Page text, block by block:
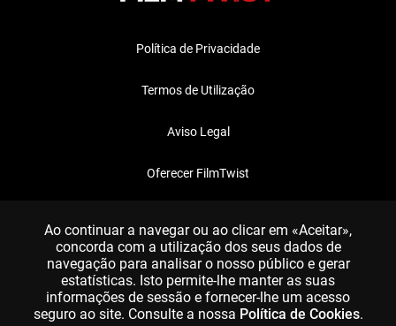
Política de Privacidade
Termos de Utilização
Aviso Legal
Oferecer FilmTwist
Ao continuar a navegar ou ao clicar em «Aceitar»,
concorda com a utilização dos seus dados de
navegação para analisar o nosso público e gerar
estatísticas. Isto permite-lhe manter as suas
informações de sessão e fornecer-lhe um acesso
seguro ao site. Consulte a nossa Política de Cookies.